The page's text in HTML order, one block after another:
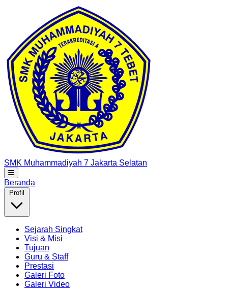
SMK Muhammadiyah 7 Jakarta Selatan
Beranda
Sejarah Singkat
Visi & Misi
Tujuan
Guru & Staff
Prestasi
Galeri Foto
Galeri Video